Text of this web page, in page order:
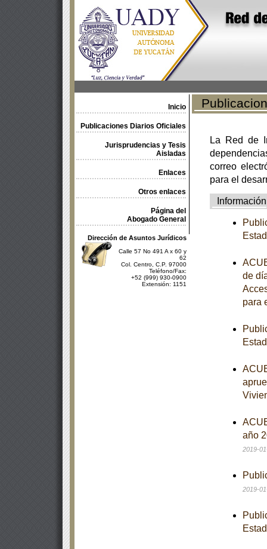
Inicio
Publicaciones Diarios Oficiales
Jurisprudencias y Tesis
Aisladas
Enlaces
Otros enlaces
Página del
Abogado General
Dirección de Asuntos Jurídicos
Calle 57 No 491 A x 60 y
62
Col. Centro, C.P. 97000
Teléfono/Fax:
+52 (999) 930-0900
Extensión: 1151
La Red de
correo
para el
Información
de
para
año
2019-
2019-